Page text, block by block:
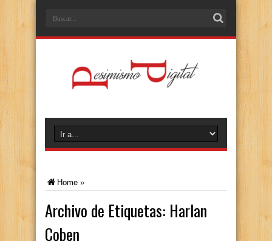
Home »
Archivo de Etiquetas: Harlan
Coben